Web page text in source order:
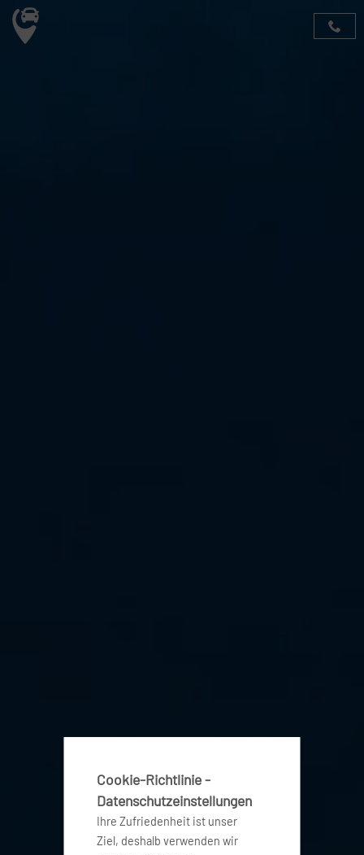
Cookie-Richtlinie -
Datenschutzeinstellungen
Ihre Zufriedenheit ist unser
Ziel, deshalb verwenden wir